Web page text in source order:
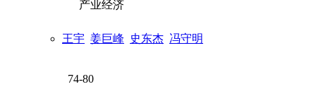
产业经济
王宇 姜巨峰 史东杰 冯守明
74-80